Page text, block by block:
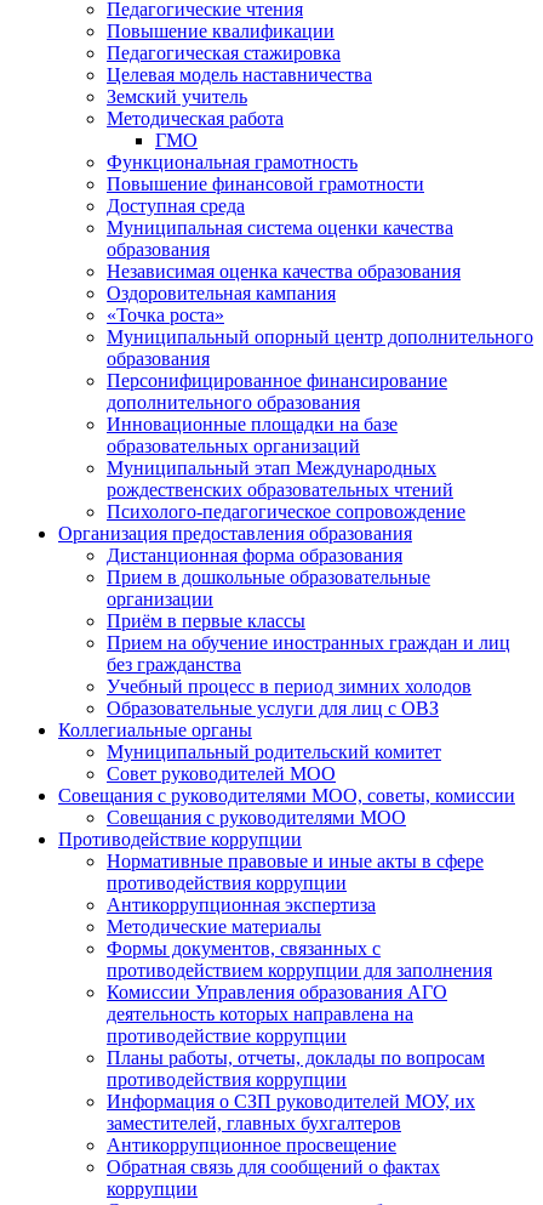
Педагогические чтения
Повышение квалификации
Педагогическая стажировка
Целевая модель наставничества
Земский учитель
Методическая работа
ГМО
Функциональная грамотность
Повышение финансовой грамотности
Доступная среда
Муниципальная система оценки качества
образования
Независимая оценка качества образования
Оздоровительная кампания
«Точка роста»
Муниципальный опорный центр дополнительного
образования
Персонифицированное финансирование
дополнительного образования
Инновационные площадки на базе
образовательных организаций
Муниципальный этап Международных
рождественских образовательных чтений
Психолого-педагогическое сопровождение
Организация предоставления образования
Дистанционная форма образования
Прием в дошкольные образовательные
организации
Приём в первые классы
Прием на обучение иностранных граждан и лиц
без гражданства
Учебный процесс в период зимних холодов
Образовательные услуги для лиц с ОВЗ
Коллегиальные органы
Муниципальный родительский комитет
Совет руководителей МОО
Совещания с руководителями МОО, советы, комиссии
Совещания с руководителями МОО
Противодействие коррупции
Нормативные правовые и иные акты в сфере
противодействия коррупции
Антикоррупционная экспертиза
Методические материалы
Формы документов, связанных с
противодействием коррупции для заполнения
Комиссии Управления образования АГО
деятельность которых направлена на
противодействие коррупции
Планы работы, отчеты, доклады по вопросам
противодействия коррупции
Информация о СЗП руководителей МОУ, их
заместителей, главных бухгалтеров
Антикоррупционное просвещение
Обратная связь для сообщений о фактах
коррупции